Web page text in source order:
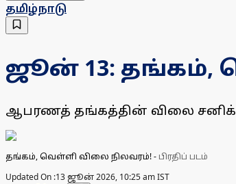
தமிழ்நாடு
ஜூன் 13: தங்கம்,
ஆபரணத் தங்கத்தின் விலை
தங்கம், வெள்ளி விலை நிலவரம்!- பிரதிப் படம்
Updated On :13 ஜூன் 2026, 10:25 am IST